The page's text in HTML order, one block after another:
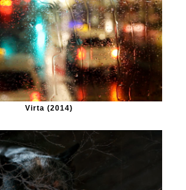
Virta (2014)